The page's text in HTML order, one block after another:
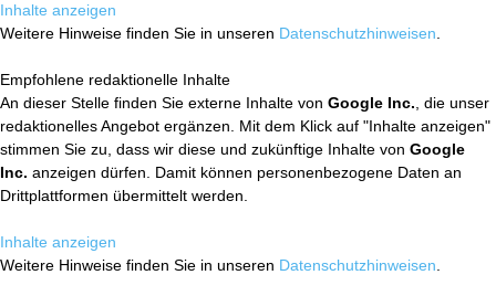
Inhalte anzeigen
Weitere Hinweise finden Sie in unseren Datenschutzhinweisen
Empfohlene redaktionelle Inhalte
An dieser Stelle finden Sie externe Inhalte von Google Inc. , die unser
redaktionelles Angebot ergänzen. Mit dem Klick auf "Inhalte anzeigen"
stimmen Sie zu, dass wir diese und zukünftige Inhalte von Google
Inc. anzeigen dürfen. Damit können personenbezogene Daten an
Drittplattformen übermittelt werden.
Inhalte anzeigen
Weitere Hinweise finden Sie in unseren Datenschutzhinweisen